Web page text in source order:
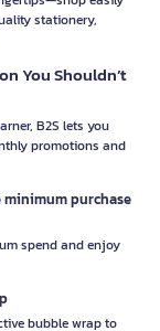
stationery,
You Shouldn’t
B2S lets you
promotions and
purchase
spend and enjoy
bubble wrap to